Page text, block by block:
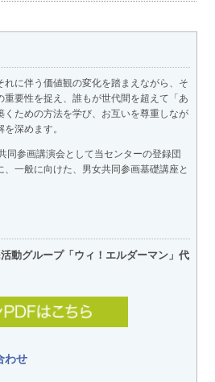
に伴う価値観の変化を踏まえながら、そ
重要性を捉え、誰もが世代間を超えて「あ
くための方法を学び、お互いを尊重しなが
深めます。
同参画講演会として当センターの登録団
一般に向けた、男女共同参画基礎講座と
動グループ「ウィ！エルダーマン」代
わせ